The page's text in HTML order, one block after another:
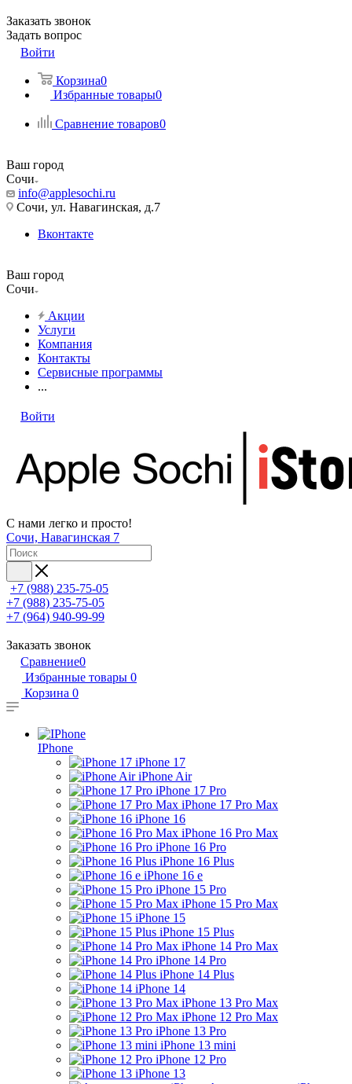
Заказать звонок
Задать вопрос
Войти
Корзина0
Избранные товары0
Сравнение товаров0
Ваш город
Сочи
info@applesochi.ru
Сочи, ул. Навагинская, д.7
Вконтакте
Ваш город
Сочи
Акции
Услуги
Компания
Контакты
Сервисные программы
...
Войти
С нами легко и просто!
Сочи, Навагинская 7
+7 (988) 235-75-05
+7 (988) 235-75-05
+7 (964) 940-99-99
Заказать звонок
Сравнение0
Избранные товары 0
Корзина 0
IPhone
iPhone 17
iPhone Air
iPhone 17 Pro
iPhone 17 Pro Max
iPhone 16
iPhone 16 Pro Max
iPhone 16 Pro
iPhone 16 Plus
iPhone 16 e
iPhone 15 Pro
iPhone 15 Pro Max
iPhone 15
iPhone 15 Plus
iPhone 14 Pro Max
iPhone 14 Pro
iPhone 14 Plus
iPhone 14
iPhone 13 Pro Max
iPhone 12 Pro Max
iPhone 13 Pro
iPhone 13 mini
iPhone 12 Pro
iPhone 13